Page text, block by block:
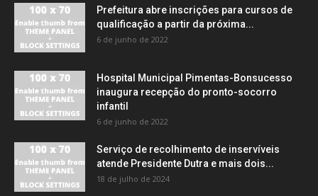
Prefeitura abre inscrições para cursos de
qualificação a partir da próxima...
6 de junho de 2022
Hospital Municipal Pimentas-Bonsucesso
inaugura recepção do pronto-socorro
infantil
6 de junho de 2022
Serviço de recolhimento de inservíveis
atende Presidente Dutra e mais dois...
18 de julho de 2024